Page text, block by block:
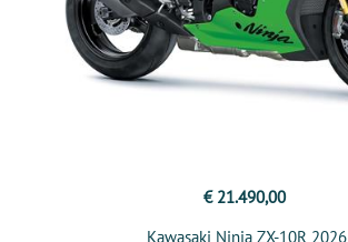
€ 21.490,00
Kawasaki Ninja ZX-10R 2026